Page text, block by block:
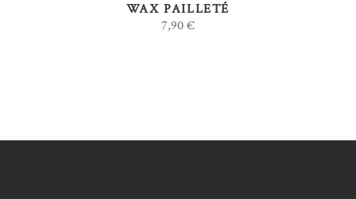
WAX PAILLETÉ
7,90€